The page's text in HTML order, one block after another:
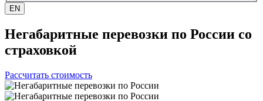
EN
Негабаритные перевозки по России со
страховкой
Рассчитать стоимость